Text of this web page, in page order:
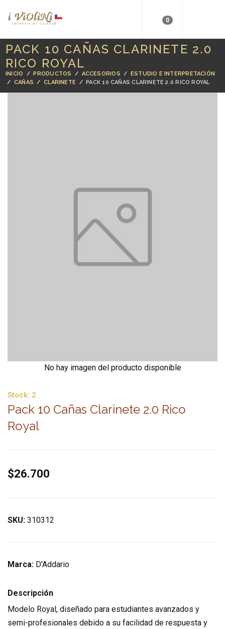
0
PACK 10 CAÑAS CLARINETE 2.0
RICO ROYAL
INICIO /PRODUCTOS / ACCESORIOS / ESTUDIO E INTERPRETACIÓN
/ CAÑAS /CLARINETE /PACK 10 CAÑAS CLARINETE 2.0 RICO ROYAL
No hay imagen del producto disponible
Stock: 2
Pack 10 Cañas Clarinete 2.0 Rico
Royal
$26.700
SKU: 310312
Marca: D'Addario
Descripción
Modelo Royal, diseñado para estudiantes avanzados y
semi-profesionales debido a su facilidad de respuesta y